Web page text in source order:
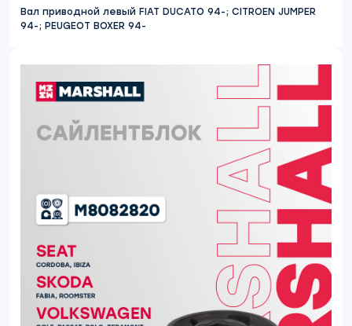
Вал приводной левый FIAT DUCATO 94-; CITROEN JUMPER
94-; PEUGEOT BOXER 94-